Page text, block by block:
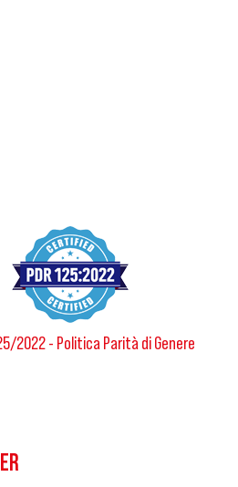
2022 - Politica Parità di Genere